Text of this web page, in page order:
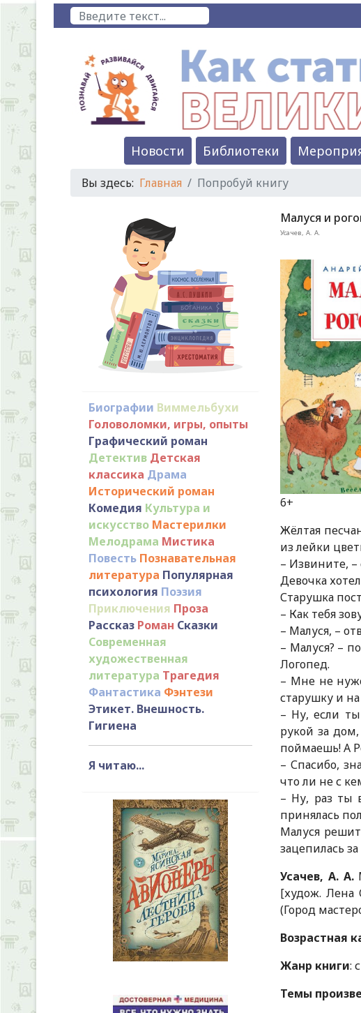
Поиск
Новости Библиотеки
Вы здесь: Главная Попробуй книгу
Биографии Виммельбухи
Головоломки, игры, опыты
Графический роман
Детектив Детская
классика Драма
Исторический роман
Комедия Культура и
искусство Мастерилки
Мелодрама Мистика
Повесть Познавательная
литература Популярная
психология Поэзия
Приключения Проза
Рассказ Роман Сказки
Современная
художественная
литература Трагедия
Фантастика Фэнтези
Этикет. Внешность.
Гигиена
Я читаю...
Малуся и
Усачев, А. А.
Жёлтая
из лейки
– Извините, –
Девочка
Старушка
– Как тебя
– Малуся, –
– Малуся? –
Логопед.
– Мне не
старушку и на
– Ну, если
рукой за
поймаешь! А
– Спасибо,
что ли не с
– Ну, раз ты
принялась
Малуся
зацепилась
Усачев, А. А.
[худож. Лена
(Город
Возрастная
Жанр книги:
Темы